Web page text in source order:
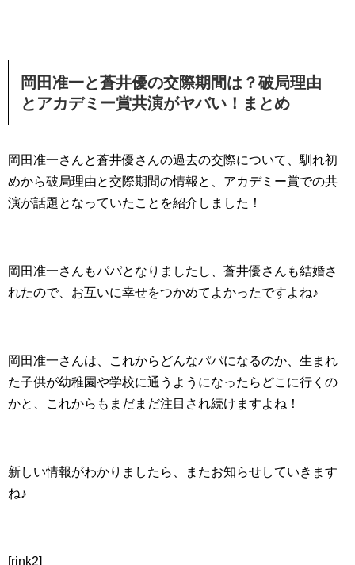
岡田准一と蒼井優の交際期間は？破局理由
とアカデミー賞共演がヤバい！まとめ
岡田准一さんと蒼井優さんの過去の交際について、馴れ初
めから破局理由と交際期間の情報と、アカデミー賞での共
演が話題となっていたことを紹介しました！
岡田准一さんもパパとなりましたし、蒼井優さんも結婚さ
れたので、お互いに幸せをつかめてよかったですよね♪
岡田准一さんは、これからどんなパパになるのか、生まれ
た子供が幼稚園や学校に通うようになったらどこに行くの
かと、これからもまだまだ注目され続けますよね！
新しい情報がわかりましたら、またお知らせしていきます
ね♪
[rink2]